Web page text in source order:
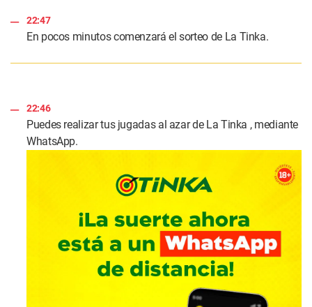
22:47
En pocos minutos comenzará el sorteo de La Tinka.
22:46
Puedes realizar tus jugadas al azar de La Tinka , mediante
WhatsApp.